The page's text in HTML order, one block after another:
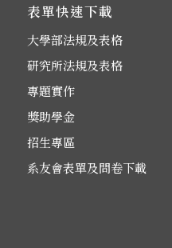
表單快速下載
大學部法規及表格
研究所法規及表格
專題實作
獎助學金
招生專區
系友會表單及問卷下載